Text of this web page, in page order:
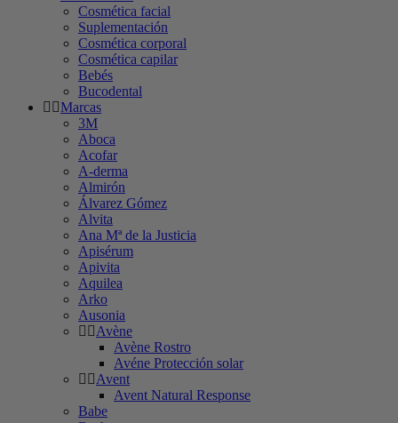
Cosmética facial
Suplementación
Cosmética corporal
Cosmética capilar
Bebés
Bucodental
Marcas
3M
Aboca
Acofar
A-derma
Almirón
Álvarez Gómez
Alvita
Ana Mª de la Justicia
Apisérum
Apivita
Aquilea
Arko
Ausonia
Avène
Avène Rostro
Avéne Protección solar
Avent
Avent Natural Response
Babe